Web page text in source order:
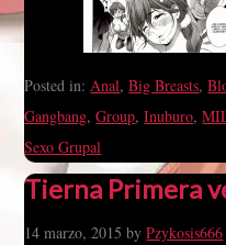
Posted in:Anal,Big Breasts,
Gangbang,Group,Inuburo,
Sexo Grupal
Tierna Primera
14 marzo, 2015 byPzykosis666